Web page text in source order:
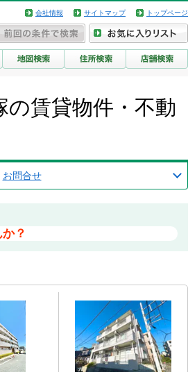
会社情報 サイトマップ トップページ
の賃貸物件・不動
お問合せ
？